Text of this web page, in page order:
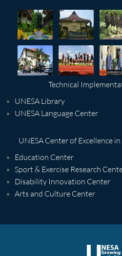
Technical
UNESA Library
UNESA Language Center
UNESA Center of Excellence
Education Center
Sport & Exercise Research
Disability Innovation Center
Arts and Culture Center